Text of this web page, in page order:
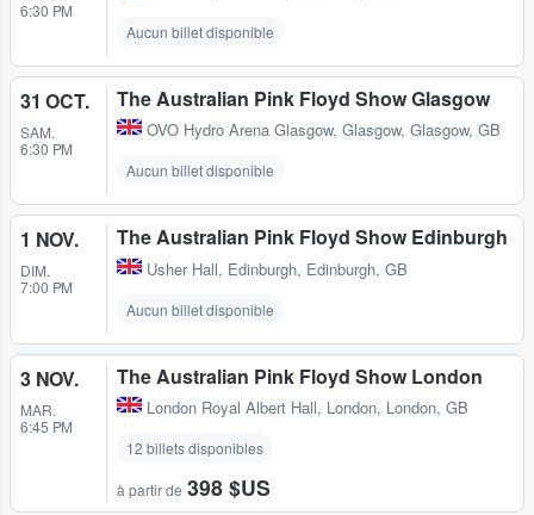
6:30 PM
Aucun billet disponible
31 OCT.
SAM.
6:30 PM
The Australian Pink Floyd Show Glasgow
OVO Hydro Arena Glasgow, Glasgow, Glasgow, GB
Aucun billet disponible
1 NOV.
DIM.
7:00 PM
The Australian Pink Floyd Show Edinburgh
Usher Hall, Edinburgh, Edinburgh, GB
Aucun billet disponible
3 NOV.
MAR.
6:45 PM
The Australian Pink Floyd Show London
London Royal Albert Hall, London, London, GB
12 billets disponibles
à partir de 398 $US